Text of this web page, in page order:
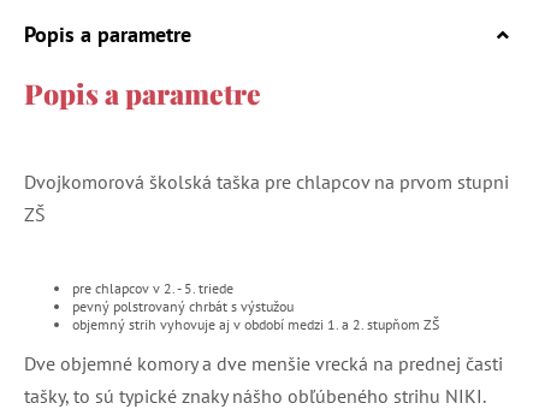
Popis a parametre
Popis a parametre
Dvojkomorová školská taška pre chlapcov na prvom stupni
ZŠ
pre chlapcov v 2. - 5. triede
pevný polstrovaný chrbát s výstužou
objemný strih vyhovuje aj v období medzi 1. a 2. stupňom ZŠ
Dve objemné komory a dve menšie vrecká na prednej časti
tašky, to sú typické znaky nášho obľúbeného strihu NIKI.